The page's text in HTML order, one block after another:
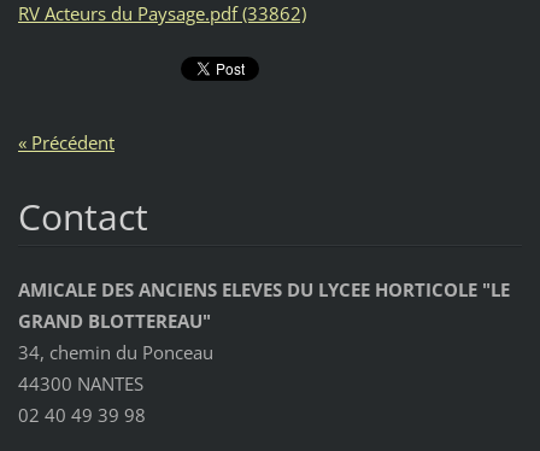
RV Acteurs du Paysage.pdf (33862)
« Précédent
Contact
AMICALE DES ANCIENS ELEVES DU LYCEE HORTICOLE "LE
GRAND BLOTTEREAU"
34, chemin du Ponceau
44300 NANTES
02 40 49 39 98